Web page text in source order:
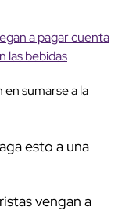
a pagar cuenta
las bebidas
sumarse a la
esto a una
vengan a